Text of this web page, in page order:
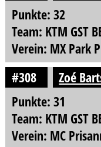
Punkte: 32
Team: KTM GST
Verein: MX Park
#308
Zoé
Punkte: 31
Team: KTM GST
Verein: MC